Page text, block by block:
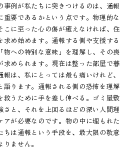
事例が私たちに突きつけるのは、通報
要であるかという点です。物理的な
こに至った心の傷が癒えなければ、住
め始めます。通報する側や支援する
物への特別な意味」を理解し、その喪
求められます。現在は整った部屋で暮
は、私にとっては最も痛いけれど、
語ります。通報される側の恐怖を理解
救うために手を差し伸べる。ゴミ屋敷
さと、それを上回るほどの深い人間理
アが必要なのです。物の中に埋もれた
ちは通報という手段を、最大限の敬意
ません。